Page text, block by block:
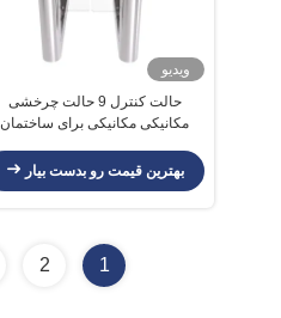
ویدیو
حالت کنترل 9 حالت چرخشی
مکانیکی مکانیکی برای ساختمان
بهترین قیمت رو بدست بیار
1
2